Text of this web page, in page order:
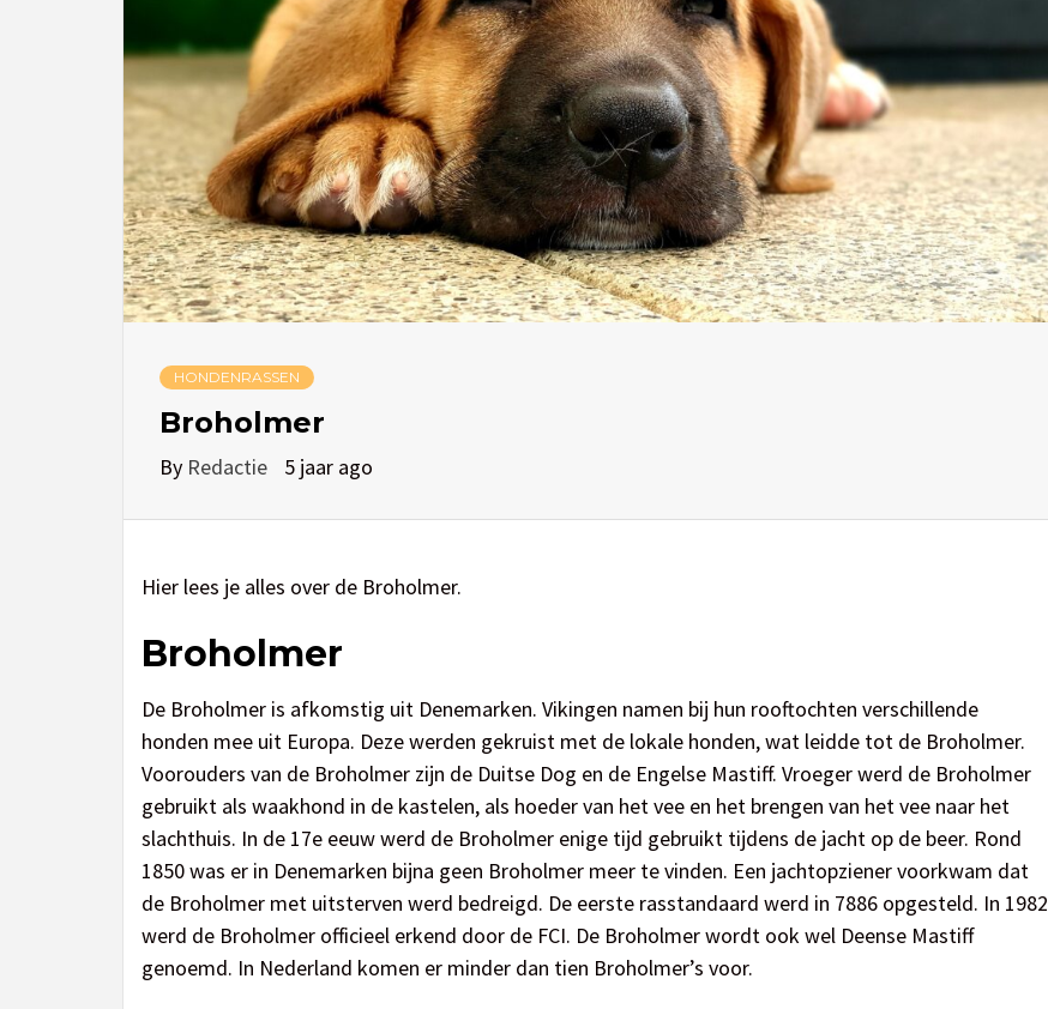
HONDENRASSEN
Broholmer
By Redactie 5 jaar ago
Hier lees je alles over de Broholmer.
Broholmer
De Broholmer is afkomstig uit Denemarken. Vikingen namen bij hun rooftochten verschillende
honden mee uit Europa. Deze werden gekruist met de lokale honden, wat leidde tot de Broholmer.
Voorouders van de Broholmer zijn de Duitse Dog en de Engelse Mastiff. Vroeger werd de Broholmer
gebruikt als waakhond in de kastelen, als hoeder van het vee en het brengen van het vee naar het
slachthuis. In de 17e eeuw werd de Broholmer enige tijd gebruikt tijdens de jacht op de beer. Rond
1850 was er in Denemarken bijna geen Broholmer meer te vinden. Een jachtopziener voorkwam dat
de Broholmer met uitsterven werd bedreigd. De eerste rasstandaard werd in 7886 opgesteld. In 1982
werd de Broholmer officieel erkend door de FCI. De Broholmer wordt ook wel Deense Mastiff
genoemd. In Nederland komen er minder dan tien Broholmer’s voor.